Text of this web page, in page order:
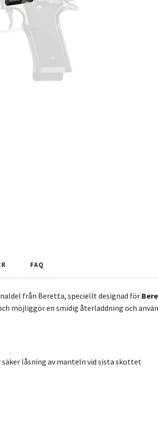
FAQ
från Beretta, speciellt designad för
möjliggör en smidig återladdning och
säker låsning av manteln vid sista skottet